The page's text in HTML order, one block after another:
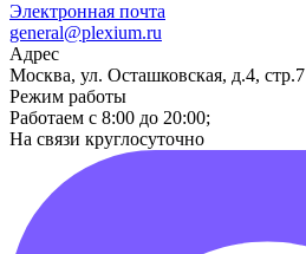
Электронная почта
general@plexium.ru
Адрес
Москва, ул. Осташковская, д.4, стр.7
Режим работы
Работаем с 8:00 до 20:00;
На связи круглосуточно